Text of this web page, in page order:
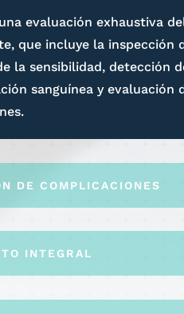
evaluación exhaustiva
que incluye la inspección
la sensibilidad, detección
sanguínea y evaluación
DE COMPLICACIONES
INTEGRAL